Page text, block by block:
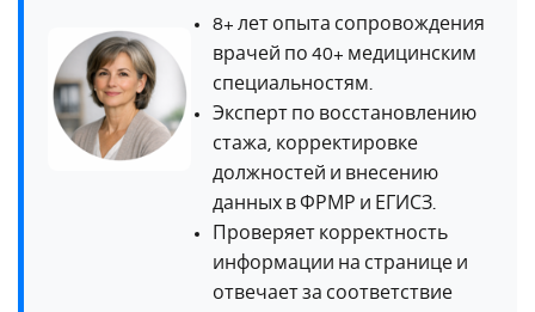
8+ лет опыта сопровождения
врачей по 40+ медицинским
специальностям.
Эксперт по восстановлению
стажа, корректировке
должностей и внесению
данных в ФРМР и ЕГИСЗ.
Проверяет корректность
информации на странице и
отвечает за соответствие